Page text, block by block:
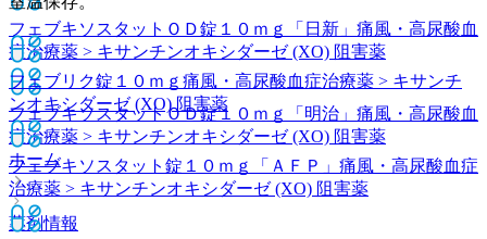
フェブキソスタットＯＤ錠１０ｍｇ「日新」 痛風・高尿酸血
症治療薬 > キサンチンオキシダーゼ (XO) 阻害薬
フェブキソスタットＯＤ錠１０ｍｇ「明治」 痛風・高尿酸血
症治療薬 > キサンチンオキシダーゼ (XO) 阻害薬
ホーム
薬剤情報
フェブリク錠１０ｍｇ 痛風・高尿酸血症治療薬 > キサンチ
ンオキシダーゼ (XO) 阻害薬
フェブキソスタット錠１０ｍｇ「ＡＦＰ」 痛風・高尿酸血症
治療薬 > キサンチンオキシダーゼ (XO) 阻害薬